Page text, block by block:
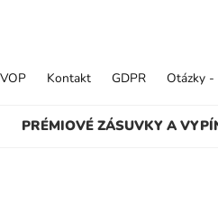
PRÉMIOVÉ ZÁSUVKY A
VOP Kontakt GDPR Otázky -